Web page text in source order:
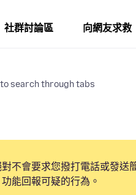
社群討論區 向網友求救
search through tabs
不會要求您撥打電話或發送
能回報可疑的行為。